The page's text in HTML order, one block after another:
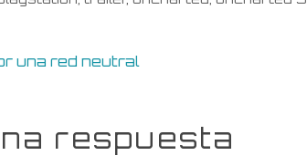
una red neutral
respuesta